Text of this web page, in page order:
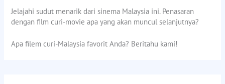
Jelajahi sudut menarik dari sinema Malaysia ini. Penasaran
dengan film curi-movie apa yang akan muncul selanjutnya?
Apa filem curi-Malaysia favorit Anda? Beritahu kami!